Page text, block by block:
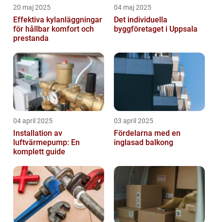
20 maj 2025
Effektiva kylanläggningar
för hållbar komfort och
prestanda
04 maj 2025
Det individuella
byggföretaget i Uppsala
04 april 2025
Installation av
luftvärmepump: En
komplett guide
03 april 2025
Fördelarna med en
inglasad balkong